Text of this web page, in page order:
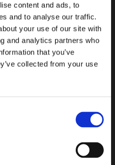
content and ads, to
and to analyse our traffic.
your use of our site with
and analytics partners who
that you’ve
collected from your use
同风格的餐厅，可同时容纳二
式新鲜海鲜为主，在欧洲享有
丹美食攻略推荐的榜首，
fulumandarijn.com/
；+31 20 623 0885